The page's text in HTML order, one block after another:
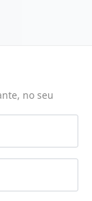
no seu